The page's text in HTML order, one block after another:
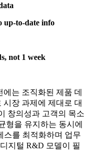
up-to-date info
not 1 week
는 조직화된 제품 데
장 과제에 제대로 대
창의성과 고객의 목소
형을 유지하는 동시에
스를 최적화하며 업무
지털 R&D 모델이 필